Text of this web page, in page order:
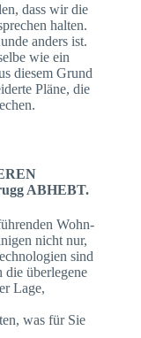
dass wir die
halten.
anders ist.
wie ein
diesem Grund
Pläne, die
ABHEBT.
Wohn-
nicht nur,
sind
überlegene
Lage,
was für Sie